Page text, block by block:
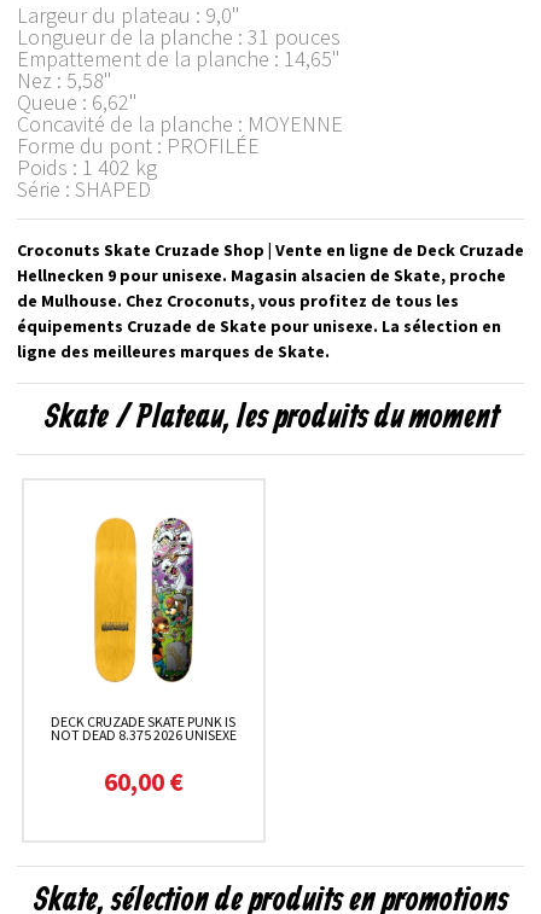
Largeur du plateau : 9,0"
Longueur de la planche : 31 pouces
Empattement de la planche : 14,65"
Nez : 5,58"
Queue : 6,62"
Concavité de la planche : MOYENNE
Forme du pont : PROFILÉE
Poids : 1 402 kg
Série : SHAPED
Croconuts Skate Cruzade Shop | Vente en ligne de Deck Cruzade
Hellnecken 9 pour unisexe. Magasin alsacien de Skate, proche
de Mulhouse. Chez Croconuts, vous profitez de tous les
équipements Cruzade de Skate pour unisexe. La sélection en
ligne des meilleures marques de Skate.
Skate / Plateau, les produits du moment
DECK CRUZADE SKATE PUNK IS
NOT DEAD 8.375 2026 UNISEXE
60,00 €
Skate, sélection de produits en promotions